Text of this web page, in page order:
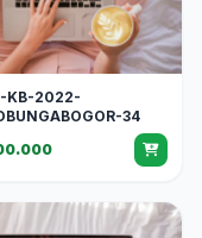
KB-2022-
34